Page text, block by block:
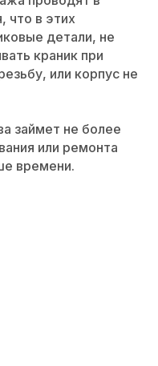
что в этих
детали, не
краник при
или корпус не
займет не более
или ремонта
времени.